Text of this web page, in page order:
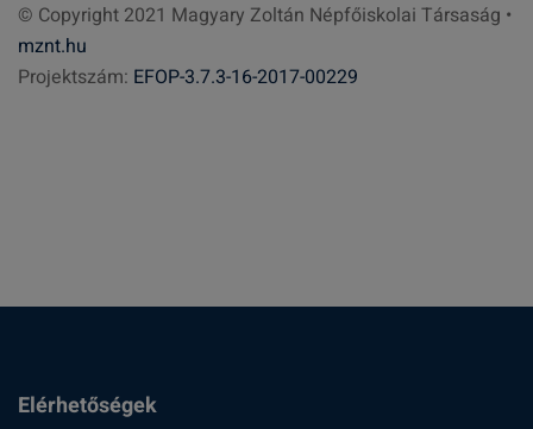
e
s
é
© Copyright 2021 Magyary Zoltán Népfőiskolai Társaság •
mznt.hu
Projektszám: EFOP-3.7.3-16-2017-00229
Elérhetőségek